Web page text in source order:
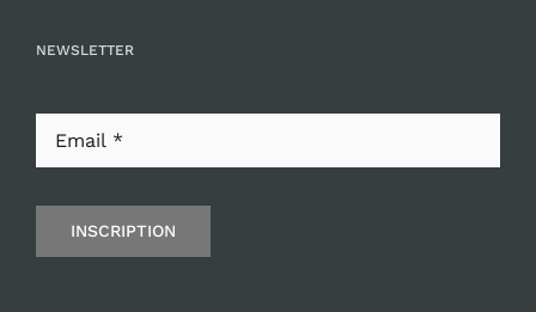
NEWSLETTER
INSCRIPTION